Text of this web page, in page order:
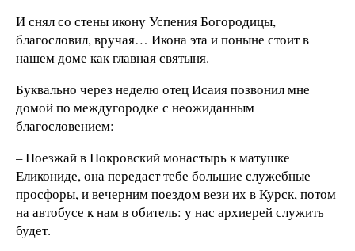
И снял со стены икону Успения Богородицы,
благословил, вручая… Икона эта и поныне стоит в
нашем доме как главная святыня.
Буквально через неделю отец Исаия позвонил мне
домой по междугородке с неожиданным
благословением:
– Поезжай в Покровский монастырь к матушке
Еликониде, она передаст тебе большие служебные
просфоры, и вечерним поездом вези их в Курск, потом
на автобусе к нам в обитель: у нас архиерей служить
будет.